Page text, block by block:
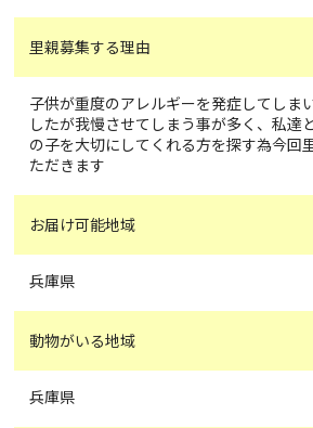
里親募集する理由
子供が重度のアレルギーを発症してしま
したが我慢させてしまう事が多く、私達
の子を大切にしてくれる方を探す為今回
ただきます
お届け可能地域
兵庫県
動物がいる地域
兵庫県